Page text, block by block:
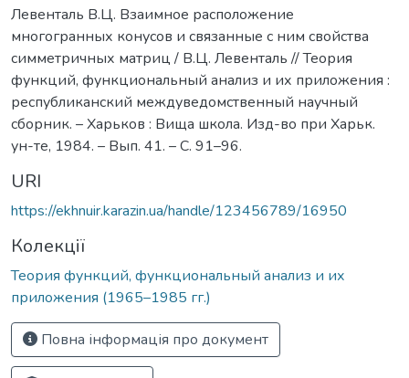
Левенталь В.Ц. Взаимное расположение
многогранных конусов и связанные с ним свойства
симметричных матриц / В.Ц. Левенталь // Теория
функций, функциональный анализ и их приложения :
республиканский междуведомственный научный
сборник. – Харьков : Вища школа. Изд-во при Харьк.
ун-те, 1984. – Вып. 41. – С. 91–96.
URI
https://ekhnuir.karazin.ua/handle/123456789/16950
Колекції
Теория функций, функциональный анализ и их
приложения (1965–1985 гг.)
Повна інформація про документ